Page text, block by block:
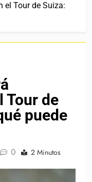
el Tour de Suiza:
Tour de
puede
0 2 Minutos